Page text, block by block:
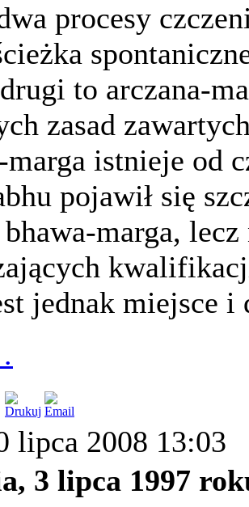
procesy
to arczana-
zasad
marga istnieje od
pojawił się
marga,
jednak miejsce i
lipca 2008 13:03
3 lipca 1997